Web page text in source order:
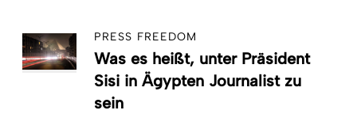
PRESS FREEDOM
Was es heißt, unter Präsident
Sisi in Ägypten Journalist zu
sein